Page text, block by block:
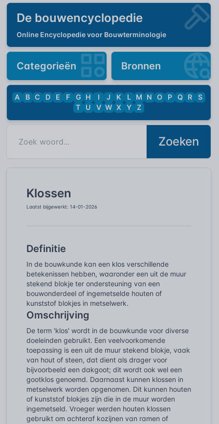
De bouwencyclopedie
Online Encyclopedie voor Bouwterminologie
Categorieën Bronnen
A B C D E F G H I J K L M N O P Q R
S
T
U V W X Y Z
Zoeken
Klossen
Laatst bijgewerkt: 14-01-2026
Definitie
In de bouwkunde kan een klos verschillende
betekenissen hebben, waaronder een uit de muur
stekend blokje ter ondersteuning van een
bouwonderdeel of ingemetselde houten of
kunststof blokjes in metselwerk.
Omschrijving
De term 'klos' wordt in de bouwkunde voor diverse
doeleinden gebruikt. Een veelvoorkomende
toepassing is een uit de muur stekend blokje, vaak
van hout of steen, dat dient als drager voor
bijvoorbeeld een dakgoot; dit wordt ook wel een
gootklos genoemd. Daarnaast kunnen klossen in
metselwerk worden opgenomen. Dit kunnen houten
of kunststof blokjes zijn die in de muur worden
ingemetseld. Vroeger werden houten klossen
gebruikt om achteraf kozijnen van ramen of